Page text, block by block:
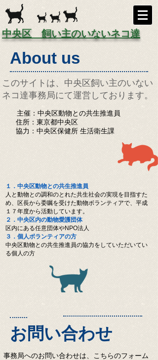
中央区 飼い主のいないネコ達
About us
このサイトは、中央区飼い主のいない
ネコ達事務局にて運営しております。
主催：中央区動物との共生推進員
住所：東京都中央区
協力： 中央区保健所 生活衛生課
１．中央区動物との共生推進員
人と動物との調和のとれた共生社会の実現を目指すた
め、区長から委嘱を受けた動物ボランティアで、平成
１７年度から活動しています。
２．中央区内の動物愛護団体
区内にある任意団体やNPO法人
３．個人ボランティアの方
中央区動物との共生推進員の協力をしていただいてい
る個人の方
お問い合わせ
事務局へのお問い合わせは、こちらのフォーム